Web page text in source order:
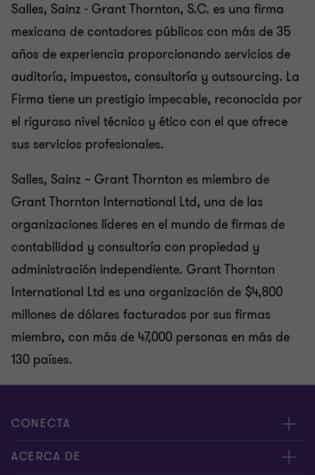
Salles, Sainz - Grant Thornton, S.C. es una firma
mexicana de contadores públicos con más de 35
años de experiencia proporcionando servicios de
auditoría, impuestos, consultoría y outsourcing. La
Firma tiene un prestigio impecable, reconocida por
el riguroso nivel técnico y ético con el que ofrece
sus servicios profesionales.
Salles, Sainz – Grant Thornton es miembro de
Grant Thornton International Ltd, una de las
organizaciones líderes en el mundo de firmas de
contabilidad y consultoría con propiedad y
administración independiente. Grant Thornton
International Ltd es una organización de $4,800
millones de dólares facturados por sus firmas
miembro, con más de 47,000 personas en más de
130 países.
CONECTA
Nuestros expertos
ACERCA DE